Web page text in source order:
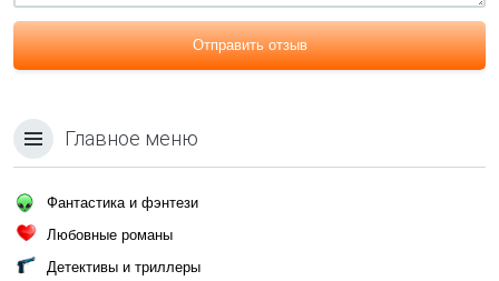
Отправить отзыв
Главное меню
Фантастика и фэнтези
Любовные романы
Детективы и триллеры